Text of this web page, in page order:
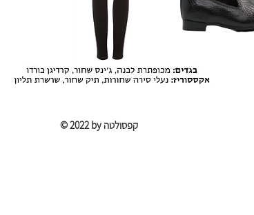
© 2022 by​ קפסולטה